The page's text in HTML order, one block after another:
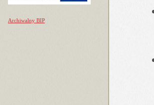
Archiwalny BIP